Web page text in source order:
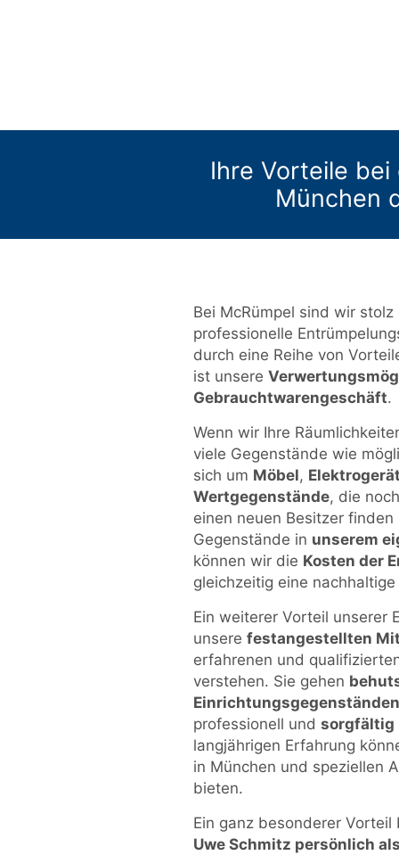
Ihre Vorteile
München
Bei McRümpel sind wir
professionelle
durch eine Reihe von
ist unsere
Gebrauchtwarengeschäft.
Wenn wir Ihre
viele Gegenstände wie
sich um Möbel,
Wertgegenstände, die
einen neuen Besitzer
Gegenstände in unserem
können wir die Kosten der
gleichzeitig eine
Ein weiterer Vorteil unserer
unsere festangestellten
erfahrenen und
verstehen. Sie gehen
professionell und sorgfältig
langjährigen Erfahrung
in München und speziellen
bieten.
Ein ganz besonderer
Uwe Schmitz persönlich